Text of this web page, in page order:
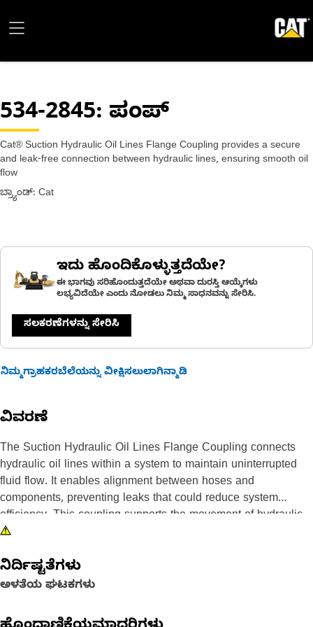
534-2845: ಪಂಪ್
Cat® Suction Hydraulic Oil Lines Flange Coupling provides a secure
and leak-free connection between hydraulic lines, ensuring smooth oil
flow
ಬ್ರ್ಯಾಂಡ್: Cat
ಇದು ಹೊಂದಿಕೊಳ್ಳುತ್ತದೆಯೇ?
ಈ ಭಾಗವು ಸರಿಹೊಂದುತ್ತದೆಯೇ ಅಥವಾ ದುರಸ್ತಿ ಆಯ್ಕೆಗಳು
ಲಭ್ಯವಿದೆಯೇ ಎಂದು ನೋಡಲು ನಿಮ್ಮ ಸಾಧನವನ್ನು ಸೇರಿಸಿ.
ಸಲಕರಣೆಗಳನ್ನು ಸೇರಿಸಿ
ನಿಮ್ಮಗ್ರಾಹಕರಬೆಲೆಯನ್ನು ವೀಕ್ಷಿಸಲುಲಾಗಿನ್ಮಾಡಿ
ವಿವರಣೆ
The Suction Hydraulic Oil Lines Flange Coupling connects
hydraulic oil lines within a system to maintain uninterrupted
fluid flow. It enables alignment between hoses and
components, preventing leaks that could reduce system
efficiency. This coupling supports the movement of hydraulic
fluid from the reservoir to pumps, ensuring consistent pressure
misalignments, reducing wear on connected lines.
• Provides a secure connection between suction oil lines and
ನಿರ್ದಿಷ್ಟತೆಗಳು
ಅಳತೆಯ ಘಟಕಗಳು